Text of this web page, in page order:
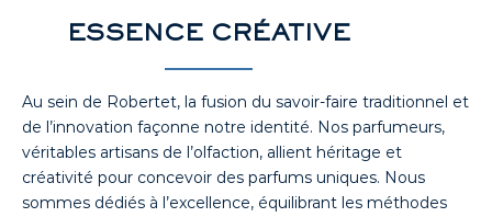
ESSENCE CRÉATIVE
Au sein de Robertet, la fusion du savoir-faire traditionnel et
de l’innovation façonne notre identité. Nos parfumeurs,
véritables artisans de l’olfaction, allient héritage et
créativité pour concevoir des parfums uniques. Nous
sommes dédiés à l’excellence, équilibrant les méthodes